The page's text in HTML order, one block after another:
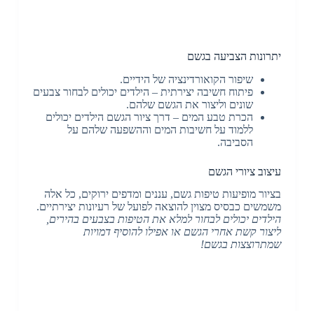
יתרונות הצביעה בגשם
שיפור הקואורדינציה של הידיים.
פיתוח חשיבה יצירתית – הילדים יכולים לבחור צבעים
שונים וליצור את הגשם שלהם.
הכרת טבע המים – דרך ציור הגשם הילדים יכולים
ללמוד על חשיבות המים וההשפעה שלהם על
הסביבה.
עיצוב ציורי הגשם
בציור מופיעות טיפות גשם, עננים ומדפים ירוקים, כל אלה
משמשים כבסיס מצוין להוצאה לפועל של רעיונות יצירתיים.
הילדים יכולים לבחור למלא את הטיפות בצבעים בהירים,
ליצור קשת אחרי הגשם או אפילו להוסיף דמויות
שמתרוצצות בגשם!